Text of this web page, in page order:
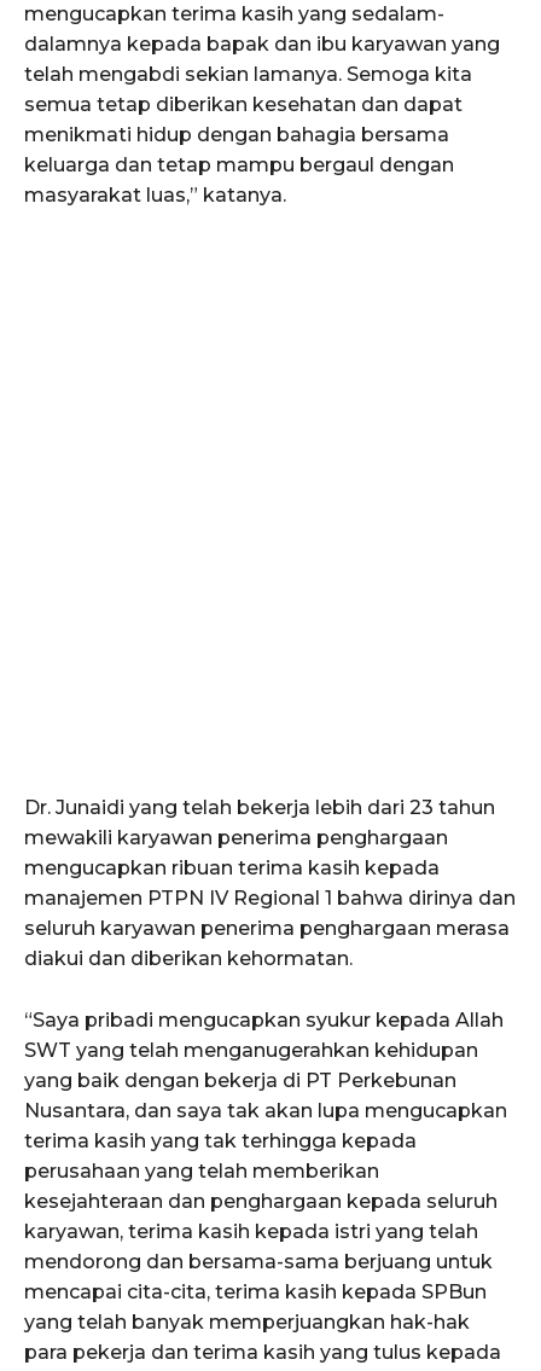
mengucapkan terima kasih yang sedalam-
dalamnya kepada bapak dan ibu karyawan yang
telah mengabdi sekian lamanya. Semoga kita
semua tetap diberikan kesehatan dan dapat
menikmati hidup dengan bahagia bersama
keluarga dan tetap mampu bergaul dengan
masyarakat luas,” katanya.
Dr. Junaidi yang telah bekerja lebih dari 23 tahun
mewakili karyawan penerima penghargaan
mengucapkan ribuan terima kasih kepada
manajemen PTPN IV Regional 1 bahwa dirinya dan
seluruh karyawan penerima penghargaan merasa
diakui dan diberikan kehormatan.
“Saya pribadi mengucapkan syukur kepada Allah
SWT yang telah menganugerahkan kehidupan
yang baik dengan bekerja di PT Perkebunan
Nusantara, dan saya tak akan lupa mengucapkan
terima kasih yang tak terhingga kepada
perusahaan yang telah memberikan
kesejahteraan dan penghargaan kepada seluruh
karyawan, terima kasih kepada istri yang telah
mendorong dan bersama-sama berjuang untuk
mencapai cita-cita, terima kasih kepada SPBun
yang telah banyak memperjuangkan hak-hak
para pekerja dan terima kasih yang tulus kepada